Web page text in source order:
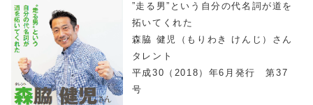
”走る男”という自分の代名詞が道を
拓いてくれた
森脇 健児（もりわき けんじ）さん
タレント
平成30（2018）年6月発行 第37
号